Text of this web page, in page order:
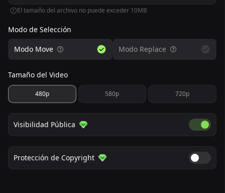
El tamaño del archivo no puede exceder 10MB
Modo de Selección
Modo Move Modo Replace
Tamaño del Video
480p 580p 720p
Visibilidad Pública
Protección de Copyright